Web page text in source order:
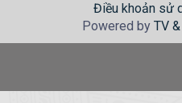
Điều khoản sử
Powered by TV